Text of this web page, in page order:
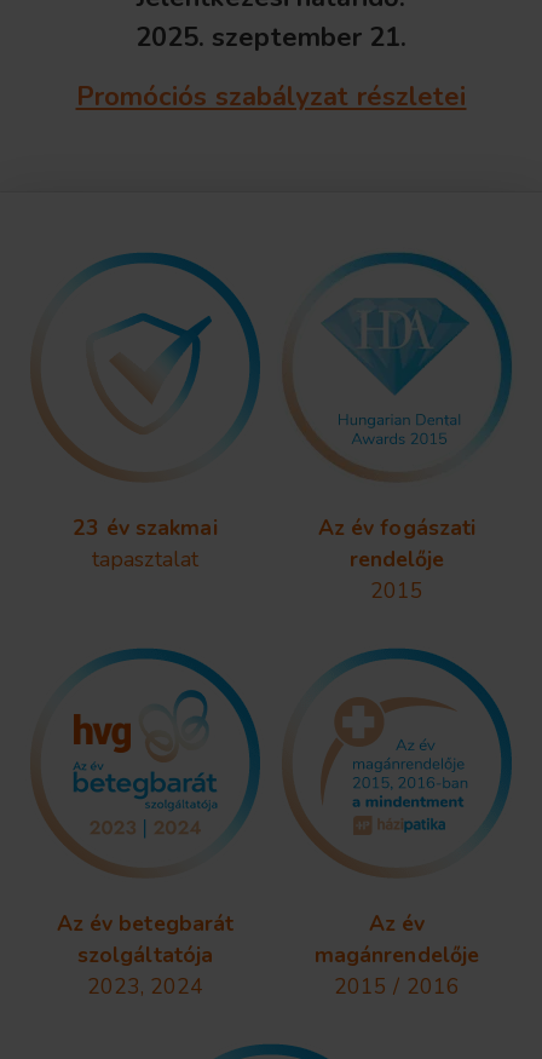
2025. szeptember 21.
Promóciós szabályzat részletei
23 év szakmai
tapasztalat
Az év fogászati
rendelője
2015
Az év betegbarát
szolgáltatója
2023, 2024
Az év
magánrendelője
2015 / 2016